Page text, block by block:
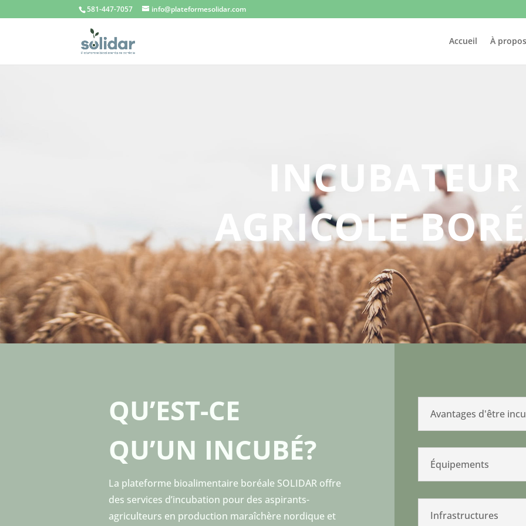
581-447-7057 info@plateformesolidar.com
Accueil À propos
INCUBATEUR
AGRICOLE
QU’EST-CE
QU’UN INCUBÉ?
La plateforme bioalimentaire boréale SOLIDAR offre
des services d’incubation pour des aspirants-
agriculteurs en production maraîchère nordique et
Avantages d'être
Équipements
Infrastructures